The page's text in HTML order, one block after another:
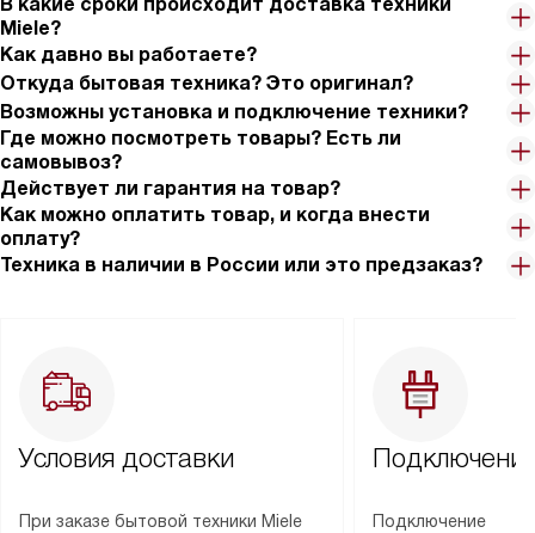
В какие сроки происходит доставка техники
Miele?
Как давно вы работаете?
Откуда бытовая техника? Это оригинал?
Возможны установка и подключение техники?
Где можно посмотреть товары? Есть ли
самовывоз?
Действует ли гарантия на товар?
Как можно оплатить товар, и когда внести
оплату?
Техника в наличии в России или это предзаказ?
Условия доставки
При заказе бытовой техники Miele
Подключение